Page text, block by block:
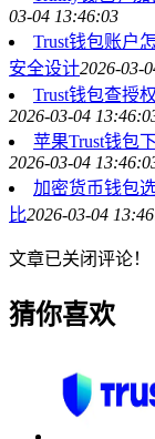
03-04 13:46:03
Trust钱包账户
安全设计2026-03-
Trust钱包查授
2026-03-04
苹果Trust钱包
2026-03-04
加密货币钱包
比2026-03-04
文章已关闭评论！
猜你喜欢